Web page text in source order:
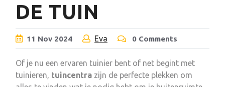
DE TUIN
11 Nov 2024 Eva 0 Comments
Of je nu een ervaren tuinier bent of net begint met
tuinieren, tuincentra zijn de perfecte plekken om